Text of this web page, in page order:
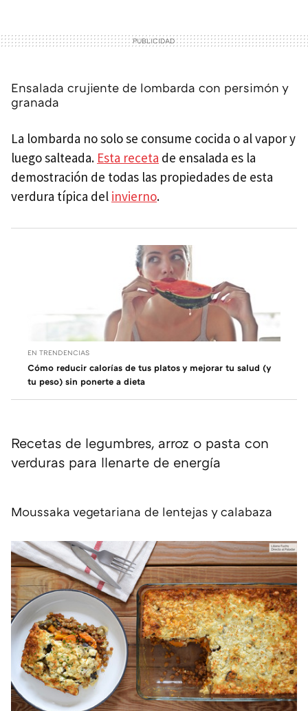
Ensalada crujiente de lombarda con persimón y
granada
La lombarda no solo se consume cocida o al vapor y
luego salteada. Esta receta de ensalada es la
demostración de todas las propiedades de esta
verdura típica del invierno.
EN TRENDENCIAS
Cómo reducir calorías de tus platos y mejorar tu salud (y
tu peso) sin ponerte a dieta
Recetas de legumbres, arroz o pasta con
verduras para llenarte de energía
Moussaka vegetariana de lentejas y calabaza